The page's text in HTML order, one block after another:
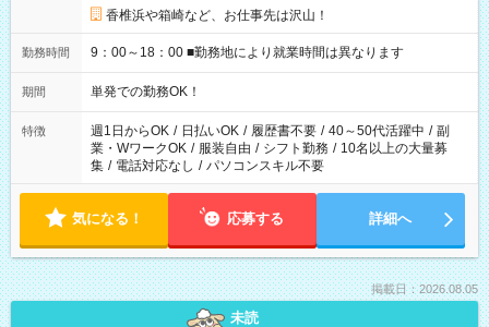
香椎浜や箱崎など、お仕事先は沢山！
勤務時間 9：00～18：00 ■勤務地により就業時間は異なります
期間 単発での勤務OK！
特徴 週1日からOK / 日払いOK / 履歴書不要 / 40～50代活躍中 / 副
業・WワークOK / 服装自由 / シフト勤務 / 10名以上の大量募
集 / 電話対応なし / パソコンスキル不要
気になる！ 応募する 詳細へ
掲載日：2026.08.05
未読